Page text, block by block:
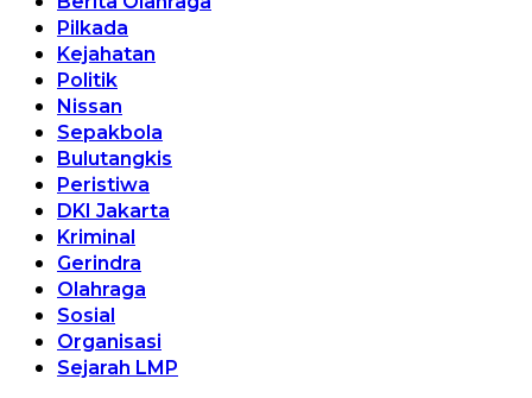
Pilkada
Kejahatan
Politik
Nissan
Sepakbola
Bulutangkis
Peristiwa
DKI Jakarta
Kriminal
Gerindra
Olahraga
Sosial
Organisasi
Sejarah LMP